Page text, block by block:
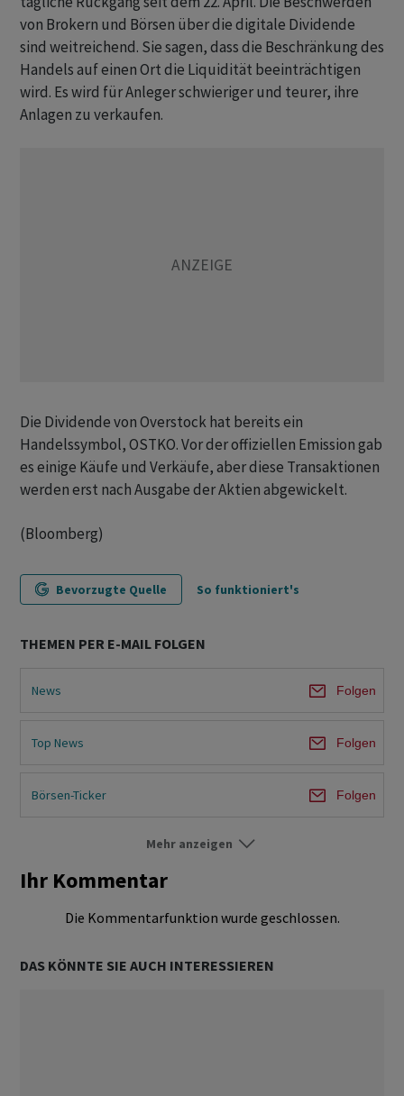
von Brokern und Börsen über die digitale Dividende
sind weitreichend. Sie sagen, dass die Beschränkung des
Handels auf einen Ort die Liquidität beeinträchtigen
wird. Es wird für Anleger schwieriger und teurer, ihre
Anlagen zu verkaufen.
Die Dividende von Overstock hat bereits ein
Handelssymbol, OSTKO. Vor der offiziellen Emission gab
es einige Käufe und Verkäufe, aber diese Transaktionen
werden erst nach Ausgabe der Aktien abgewickelt.
(Bloomberg)
Bevorzugte Quelle So funktioniert's
THEMEN PER E-MAIL FOLGEN
News Folgen
Top News Folgen
Börsen-Ticker Folgen
Mehr anzeigen
Ihr Kommentar
Die Kommentarfunktion wurde geschlossen.
DAS KÖNNTE SIE AUCH INTERESSIEREN